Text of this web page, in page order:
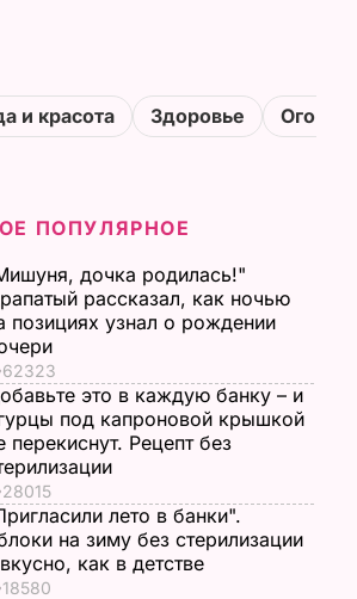
и красота Здоровье Огороды
ПОПУЛЯРНОЕ
дочка родилась!"
рассказал, как ночью
позициях узнал о рождении
62323
это в каждую банку – и
под капроновой крышкой
перекиснут. Рецепт без
28015
лето в банки".
на зиму без стерилизации
как в детстве
18580